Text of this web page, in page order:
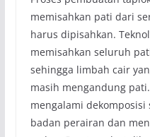
memisahkan pati dari
harus dipisahkan.
memisahkan seluruh
sehingga limbah cair
masih mengandung
mengalami
badan perairan dan